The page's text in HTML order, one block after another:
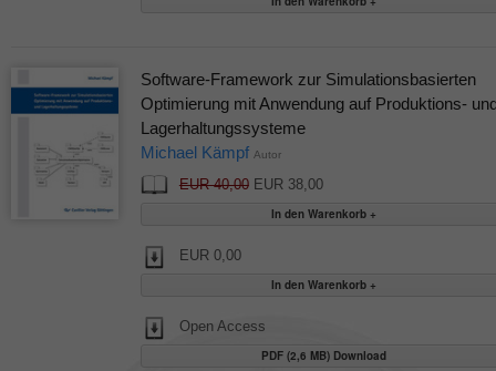
Software-Framework zur Simulationsbasierten
Optimierung mit Anwendung auf Produktions-
Lagerhaltungssysteme
Michael Kämpf Autor
EUR 40,00EUR 38,00
EUR 0,00
Open Access
PDF (2,6 MB) Download